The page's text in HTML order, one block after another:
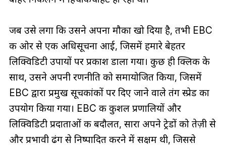
जब उसे लगा कि उसने अपना मौका खो दिया है, तभी EBC
की ओर से एक अधिसूचना आई, जिसमें हमारे बेहतर
लिक्विडिटी उपायों पर प्रकाश डाला गया। कुछ ही क्लिक के
साथ, उसने अपनी रणनीति को समायोजित किया, जिसमें
EBC द्वारा प्रमुख सूचकांकों पर दिए जाने वाले तंग स्प्रेड का
उपयोग किया गया। EBC की कुशल प्रणालियों और
लिक्विडिटी प्रदाताओं की बदौलत, सारा अपने ट्रेडों को तेज़ी से
और प्रभावी ढंग से निष्पादित करने में सक्षम थी, जिससे